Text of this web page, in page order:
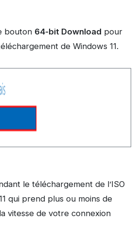
bouton 64-bit Download pour
de Windows 11.
le téléchargement de l’ISO
qui prend plus ou moins de
vitesse de votre connexion